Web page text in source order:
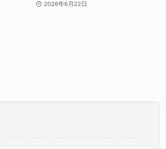
2026年6月22日